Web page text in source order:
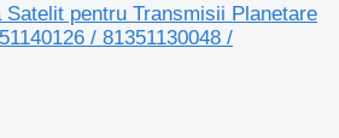
pentru Transmisii Planetare
/ 81351130048 /